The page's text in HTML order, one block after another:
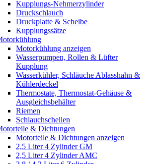
Kupplungs-Nehmerzylinder
Druckschlauch
Druckplatte & Scheibe
Kupplungssätze
Motorkühlung anzeigen
Wasserpumpen, Rollen & Lüfter
Kupplung
Wasserkühler, Schläuche Ablasshahn &
Kühlerdeckel
Thermostate, Thermostat-Gehäuse &
Ausgleichsbehälter
Riemen
Schlauchschellen
& Dichtungen
Motorteile & Dichtungen anzeigen
2,5 Liter 4 Zylinder GM
2,5 Liter 4 Zylinder AMC